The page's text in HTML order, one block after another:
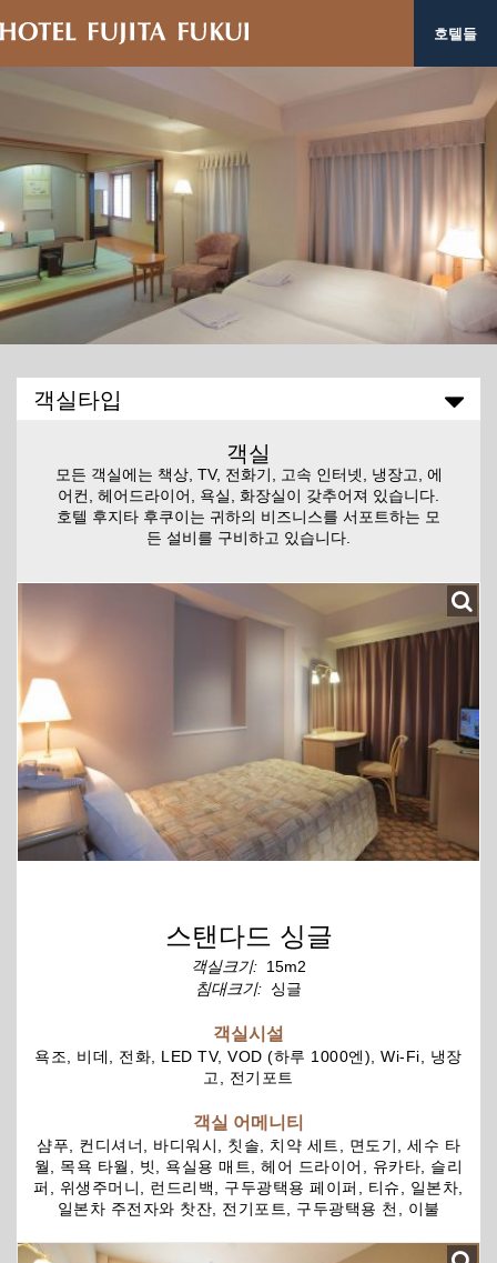
호텔들
객실타입
객실
모든 객실에는 책상, TV, 전화기, 고속 인터넷, 냉장고, 에
어컨, 헤어드라이어, 욕실, 화장실이 갖추어져 있습니다.
호텔 후지타 후쿠이는 귀하의 비즈니스를 서포트하는 모
든 설비를 구비하고 있습니다.
스탠다드 싱글
객실크기: 15m2
침대크기: 싱글
객실시설
욕조, 비데, 전화, LED TV, VOD (하루 1000엔), Wi-Fi, 냉장
고, 전기포트
객실 어메니티
샴푸, 컨디셔너, 바디워시, 칫솔, 치약 세트, 면도기, 세수 타
월, 목욕 타월, 빗, 욕실용 매트, 헤어 드라이어, 유카타, 슬리
퍼, 위생주머니, 런드리백, 구두광택용 페이퍼, 티슈, 일본차,
일본차 주전자와 찻잔, 전기포트, 구두광택용 천, 이불